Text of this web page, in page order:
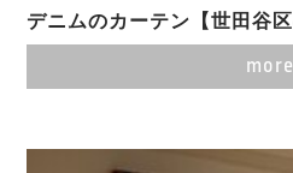
デニムのカーテン【世田谷
more